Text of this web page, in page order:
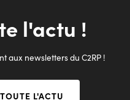
l'actu !
aux newsletters du C2RP !
L'ACTU